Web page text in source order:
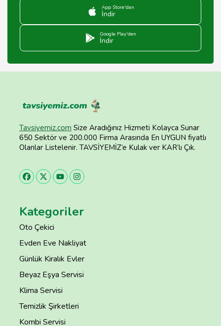
App Store'dan
İndir
Google Play'den
İndir
Tavsiyemiz.com Size Aradığınız Hizmeti Kolayca Sunar
650 Sektör ve 200.000 Firma Arasında En UYGUN fiyatlı
Olanlar Listelenir. TAVSİYEMİZ’e Kulak ver KAR’lı Çık.
Kategoriler
Oto Çekici
Evden Eve Nakliyat
Günlük Kiralık Evler
Beyaz Eşya Servisi
Klima Servisi
Temizlik Şirketleri
Kombi Servisi